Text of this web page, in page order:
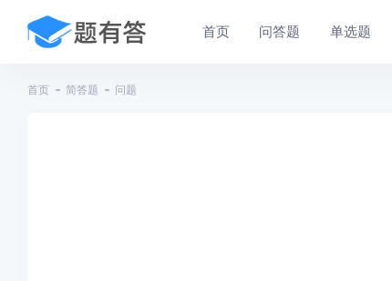
首页 问答题 单选题
首页 简答题 问题